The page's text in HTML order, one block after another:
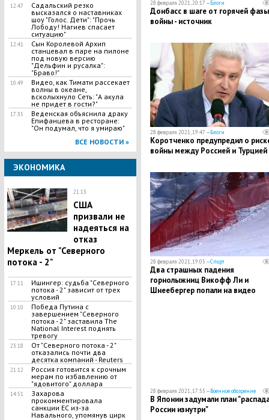
12:47
Садальский резко
высказался о наставниках
шоу "Голос. Дети": "Прочь
Лободу! Нагиев спасает
ситуацию"
12:41
Сын Королевой Архип
станцевал в паре на пилоне
под новую версию
"Дельфин и русалка":
"Браво!"
10:49
Видео, как Тимати рассекает
волны в океане,
всколыхнуло Сеть: "А акула
не придет в гости?"
17:35
Веденская объяснила драку
Епифанцева в ресторане:
"Он подумал, что я умираю"
ВСЕ НОВОСТИ »
ЭКОНОМИКА
21:13
США
призвали не
надеяться на
отказ
Меркель от "Северного
потока - 2"
17:11
Ишингер: судьба "Северного
потока - 2" зависит от трех
условий
10:10
Победа Путина с
завершением "Северного
потока - 2" заставила The
National Interest поднять
тревогу
23:18
От "Северного потока - 2"
отказались почти два
десятка компаний - Reuters
21:12
Россия готовится к срочным
мерам по избавлению от
"ядовитого" доллара
14:51
​Захарова
прокомментировала
санкции ЕС из-за
Навального, упомянув цирк
28 февраля 2021, 20:17 —Блоги
Донбасс в шаге от горячей фазы
войны - источник
28 февраля 2021, 19:47 —Блоги
Коротченко предупредил о
войны между Россией и Турцией
28 февраля 2021, 19:05 —Спорт
Два страшных падения
горнолыжниц Викофф Ли и
Шнеебергер попали на видео
28 февраля 2021, 17:55 —Военное обозрение
В Японии задумали план
России изнутри"